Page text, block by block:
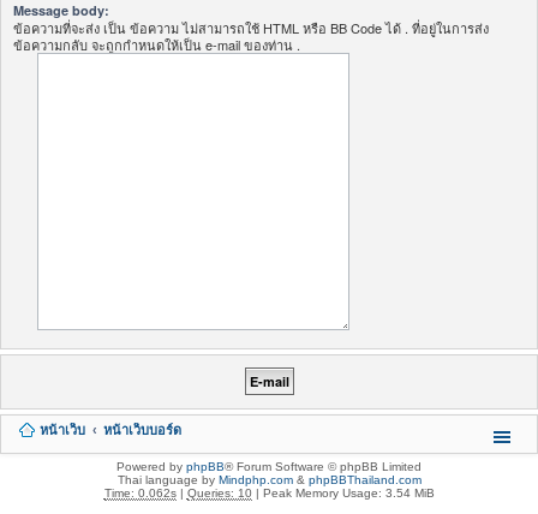
Message body:
ข้อความที่จะส่ง เป็น ข้อความ ไม่สามารถใช้ HTML หรือ BB Code ได้ . ที่อยู่ในการส่ง
ข้อความกลับ จะถูกกำหนดให้เป็น e-mail ของท่าน .
หน้าเว็บ หน้าเว็บบอร์ด
Powered by phpBB® Forum Software © phpBB Limited
Thai language by Mindphp.com& phpBBThailand.com
Time: 0.062s| Queries: 10| Peak Memory Usage: 3.54 MiB